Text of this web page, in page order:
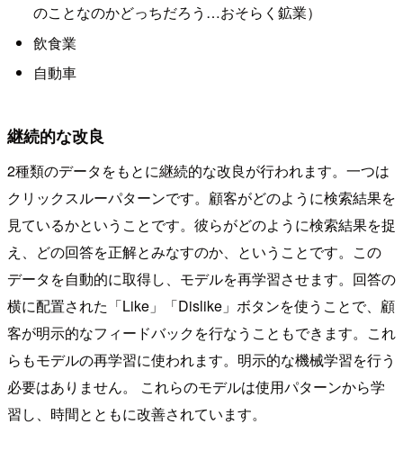
のことなのかどっちだろう…おそらく鉱業）
飲食業
自動車
継続的な改良
2種類のデータをもとに継続的な改良が行われます。一つは
クリックスルーパターンです。顧客がどのように検索結果を
見ているかということです。彼らがどのように検索結果を捉
え、どの回答を正解とみなすのか、ということです。この
データを自動的に取得し、モデルを再学習させます。回答の
横に配置された「Like」「Dislike」ボタンを使うことで、顧
客が明示的なフィードバックを行なうこともできます。これ
らもモデルの再学習に使われます。明示的な機械学習を行う
必要はありません。 これらのモデルは使用パターンから学
習し、時間とともに改善されています。